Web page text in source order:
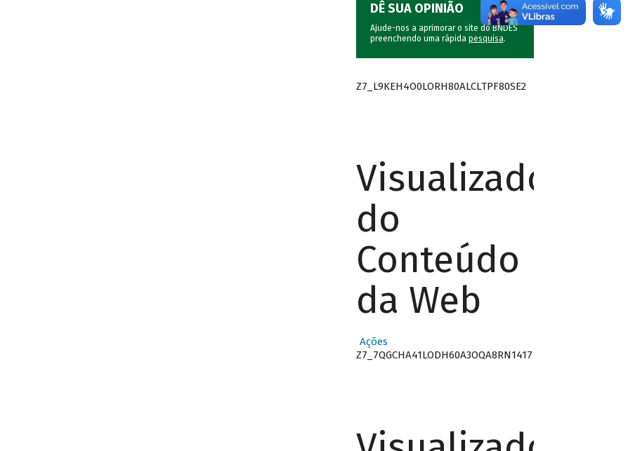
DÊ SUA OPINIÃO
Ajude-nos a aprimorar o site do BNDES
preenchendo uma rápida pesquisa.
Z7_L9KEH4O0LORH80ALCLTPF80SE2
Visualizador
do
Conteúdo
da Web
Ações
Z7_7QGCHA41LODH60A3OQA8RN1417